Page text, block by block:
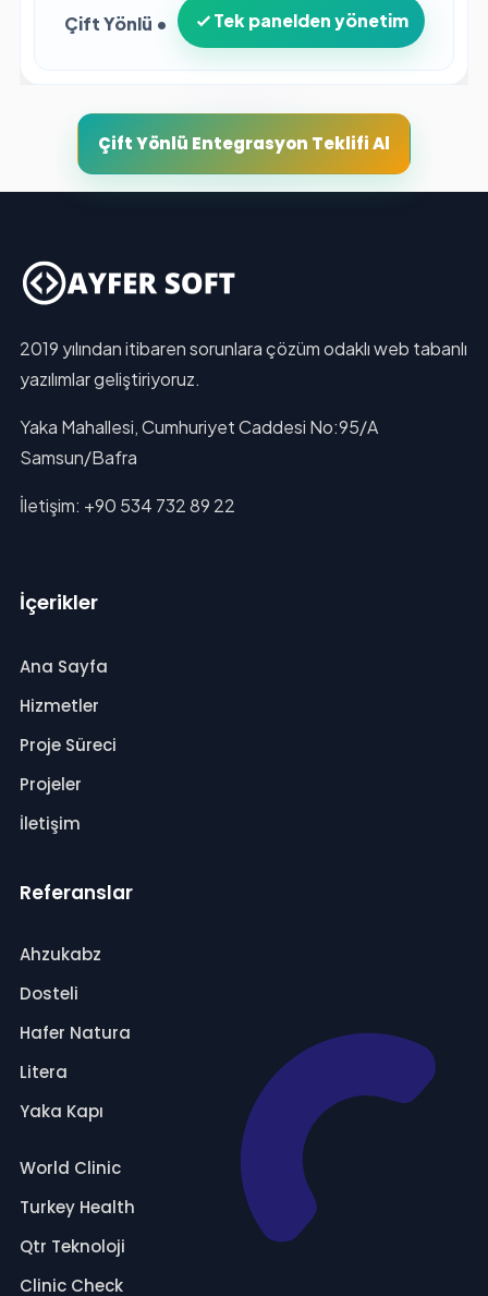
Tek panelden yönetim
Çift Yönlü Entegrasyon Teklifi Al
2019 yılından itibaren sorunlara çözüm odaklı web tabanlı
yazılımlar geliştiriyoruz.
Yaka Mahallesi, Cumhuriyet Caddesi No:95/A
Samsun/Bafra
İletişim: +90 534 732 89 22
İçerikler
Ana Sayfa
Hizmetler
Proje Süreci
Projeler
İletişim
Referanslar
Ahzukabz
Dosteli
Hafer Natura
Litera
Yaka Kapı
World Clinic
Turkey Health
Qtr Teknoloji
Clinic Check